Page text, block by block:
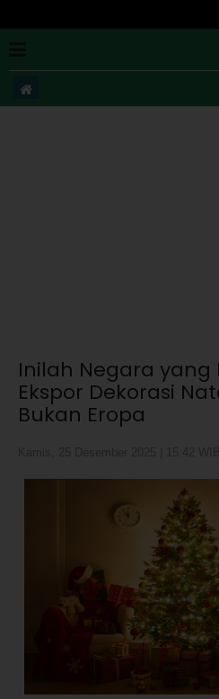
Inilah Negara yang
Ekspor Dekorasi
Bukan Eropa